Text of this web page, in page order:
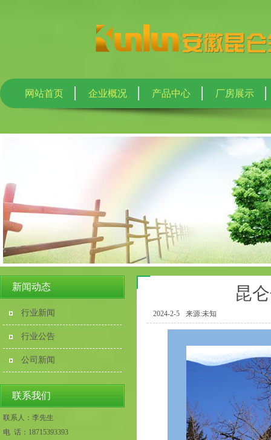
网站首页 企业概况 产品中心 厂房展示
新闻动态
行业新闻
行业公告
公司新闻
联系我们
联系人： 李先生
电 话：18715393393
昆
2024-2-5 来源:未知